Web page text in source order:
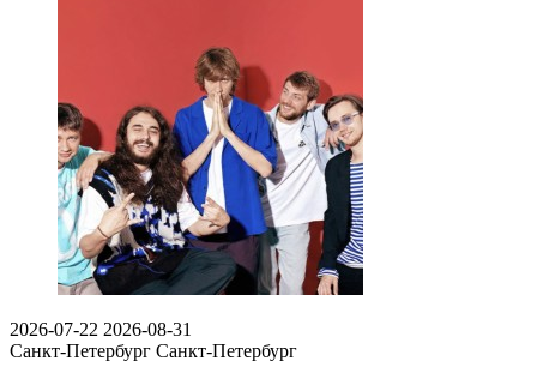
2026-07-22 2026-08-31
Санкт-Петербург Санкт-Петербург